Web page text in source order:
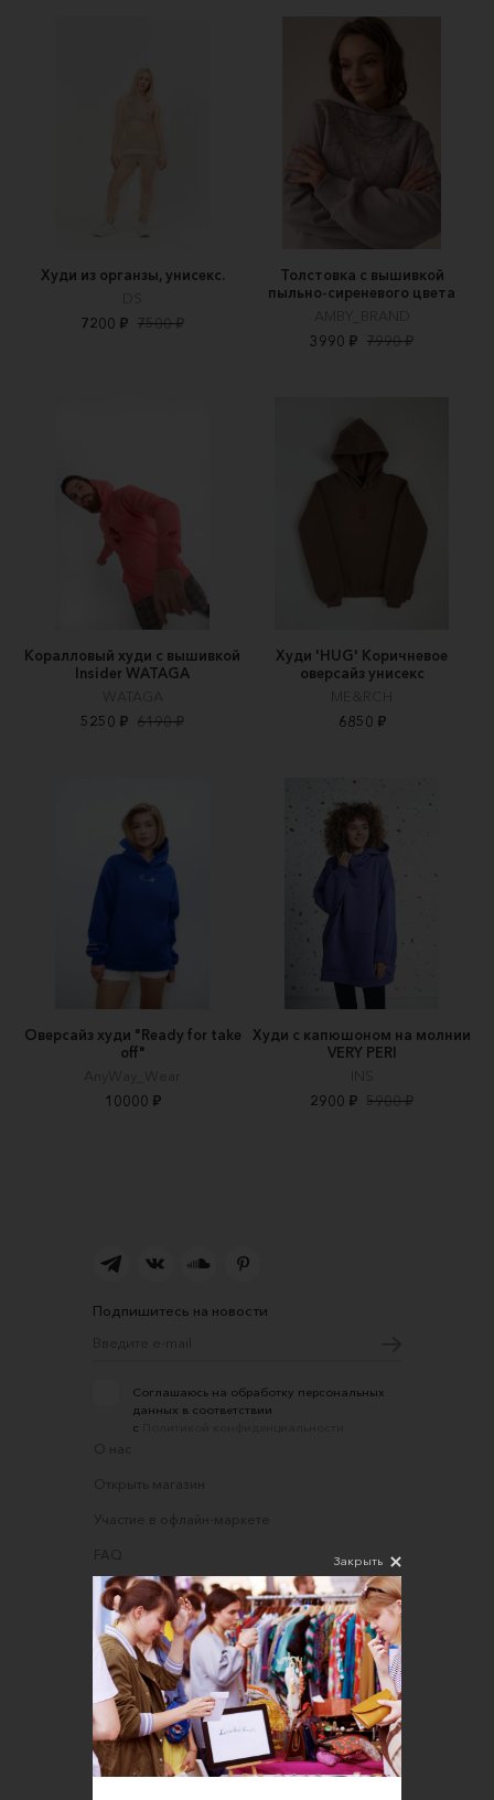
Худи из органзы, унисекс.
DS
7200 ₽ 7500 ₽
Толстовка с вышивкой
пыльно-сиреневого цвета
AMBY_BRAND
3990 ₽ 7990 ₽
Коралловый худи с вышивкой
Insider WATAGA
WATAGA
5250 ₽ 6190 ₽
Худи 'HUG' Коричневое
оверсайз унисекс
ME&RCH
6850 ₽
Оверсайз худи "Ready for take
off"
AnyWay_Wear
10000 ₽
Худи с капюшоном на молнии
VERY PERI
INS
2900 ₽ 5900 ₽
Подпишитесь на новости
Соглашаюсь на обработку персональных
данных в соответствии
с
О нас
Открыть магазин
Участие в офлайн-маркете
FAQ
Требования к фотографиям
Обратная связь
Соглашение об оказании услуг
Правила сайта
Оферта для продавцов
Оферта для покупателей
Закрыть